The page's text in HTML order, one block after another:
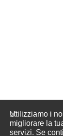
Utilizziamo i
migliorare la
servizi. Se